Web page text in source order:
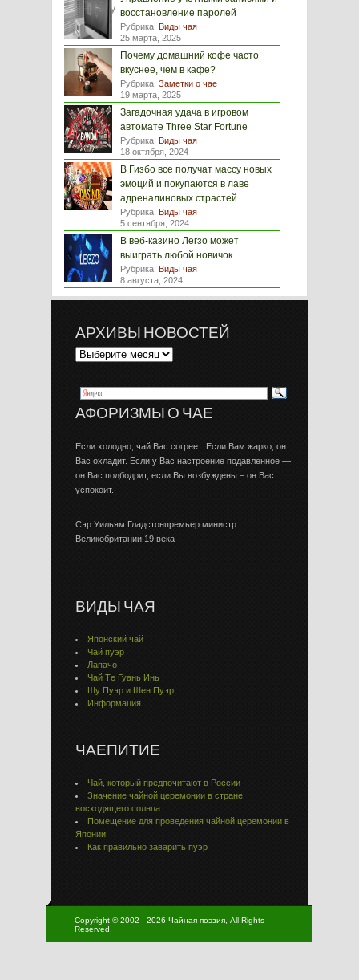
восстановление паролей
Рубрика: Виды чая
25 марта, 2025
Почему домашний кофе часто
вкуснее, чем в кафе?
Рубрика: Заметки о чае
19 марта, 2025
Загадочная удача в игровом
автомате Three Star Fortune
Рубрика: Виды чая
18 октября, 2024
В Гизбо все получат массу новых
эмоций и покупаются в лаве
адреналиновых страстей
Рубрика: Виды чая
5 сентября, 2024
В веб-казино Легзо может
выиграть любой новичок
Рубрика: Виды чая
8 августа, 2024
АРХИВЫ НОВОСТЕЙ
АФОРИЗМЫ О ЧАЕ
Если холодно, чай Вас согреет. Если Вам жарко, он
Вас охладит. Если у Вас настроение подавленное —
он Вас подбодрит, если Вы возбуждены – он Вас
успокоит.
Сэр Уильям Гладстонпремьер министр
Великобритании 19 века
ВИДЫ ЧАЯ
Японский чай
Чай пуэр
Лапачо
Чай Тe Гуaнь Инь
Шу Пуэр и Шен Пуэр
Информация
ЧАЕПИТИЕ
Чай, который предпочитают в России
Значение чайной церемонии в стране
восходящего солнца
Помещение для проведения чайной церемонии в
Японии
Как правильно заварить пуэр
Copyright © 2002 - 2026 Чайная поэзия, All Rights
Reserved.